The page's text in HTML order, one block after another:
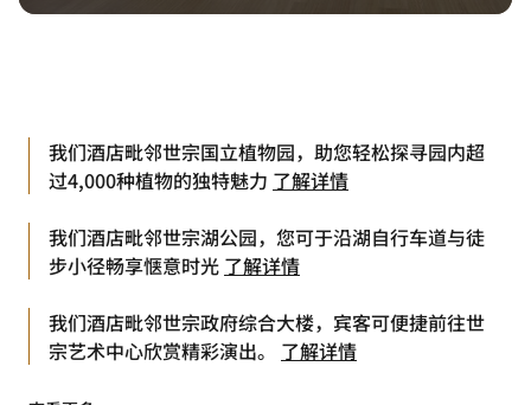
我们酒店毗邻世宗国立植物园，助您轻松探寻园内超
过4,000种植物的独特魅力 了解详情
我们酒店毗邻世宗湖公园，您可于沿湖自行车道与徒
步小径畅享惬意时光 了解详情
我们酒店毗邻世宗政府综合大楼，宾客可便捷前往世
宗艺术中心欣赏精彩演出。 了解详情